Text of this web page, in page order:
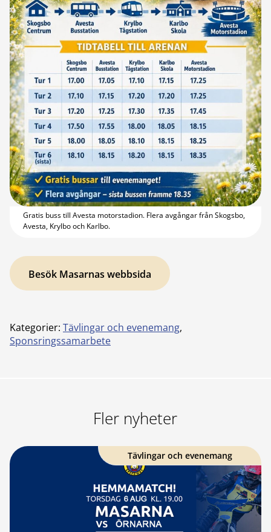
Gratis buss till Avesta motorstadion. Flera avgångar från Skogsbo,
Avesta, Krylbo och Karlbo.
Besök Masarnas webbsida
Kategorier: Tävlingar och evenemang,
Sponsringssamarbete
Fler nyheter
Tävlingar och evenemang